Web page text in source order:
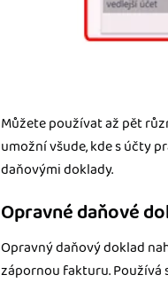
Můžete používat až pět
umožní všude, kde s účty
daňovými doklady.
Opravné daňové
Opravný daňový doklad
zápornou fakturu. Používá